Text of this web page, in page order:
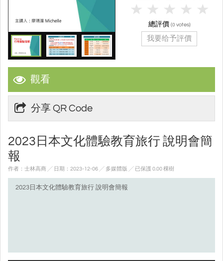
觀看
分享 QR Code
2023日本文化體驗教育旅行 說明會簡
報
作者：士林高商 ╱ 日期：2023-12-06 ╱ 多媒體版 ╱ 已保護 0.00 棵樹
2023日本文化體驗教育旅行 說明會簡報
總評價 (0 votes)
我要给予評價